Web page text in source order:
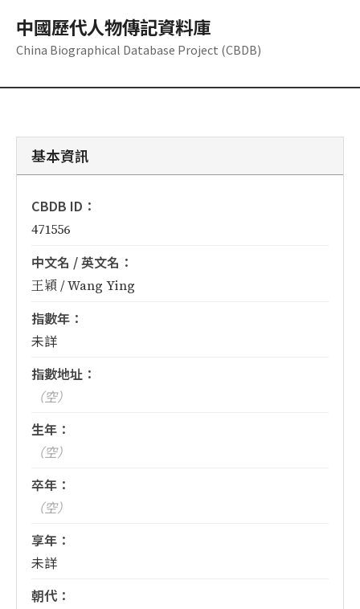
中國歷代人物傳記資料庫
China Biographical Database Project (CBDB)
基本資訊
CBDB ID：
471556
中文名 / 英文名：
王穎 / Wang Ying
指數年：
未詳
指數地址：
（空）
生年：
（空）
卒年：
（空）
享年：
未詳
朝代：